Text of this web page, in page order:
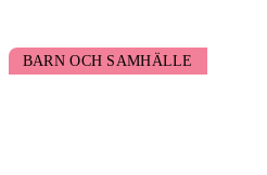
BARN OCH SAMHÄLLE